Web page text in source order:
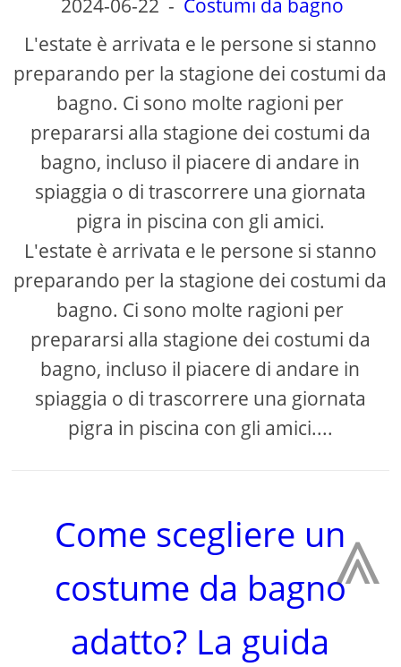
2024-06-22 - Costumi da bagno
L'estate è arrivata e le persone si stanno
preparando per la stagione dei costumi da
bagno. Ci sono molte ragioni per
prepararsi alla stagione dei costumi da
bagno, incluso il piacere di andare in
spiaggia o di trascorrere una giornata
pigra in piscina con gli amici.
L'estate è arrivata e le persone si stanno
preparando per la stagione dei costumi da
bagno. Ci sono molte ragioni per
prepararsi alla stagione dei costumi da
bagno, incluso il piacere di andare in
spiaggia o di trascorrere una giornata
pigra in piscina con gli amici....
Come scegliere un
costume da bagno
adatto? La guida
⩓